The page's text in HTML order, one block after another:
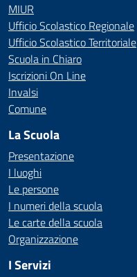
MIUR
Ufficio Scolastico Regionale
Ufficio Scolastico Territoriale
Scuola in Chiaro
Iscrizioni On Line
Invalsi
Comune
La Scuola
Presentazione
I luoghi
Le persone
I numeri della scuola
Le carte della scuola
Organizzazione
I Servizi